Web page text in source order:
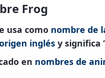
Frog
usa como nombre de
inglés y significa
en nombres de